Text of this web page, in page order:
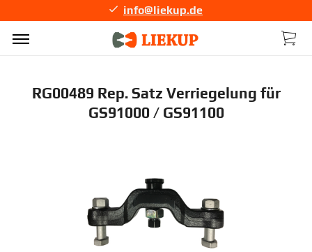
info@liekup.de
RG00489 Rep. Satz Verriegelung für
GS91000 / GS91100